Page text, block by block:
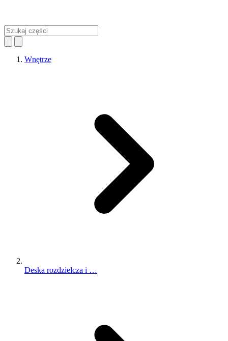
Wnętrze
Deska rozdzielcza i …